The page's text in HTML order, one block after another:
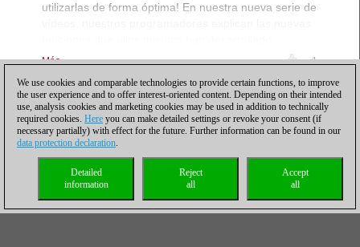
utilizarlas de forma óptima! En nuestra nueva serie de
Más... 1
ChessBase 17 vídeo
explicativo: la búsqueda
simplificada de torneos
22/02/2023 – En
nuestro vídeo
programador Jeroen van den Belt nos enseña, cómo
We use cookies and comparable technologies to provide certain functions, to improve
the user experience and to offer interest-oriented content. Depending on their intended
use, analysis cookies and marketing cookies may be used in addition to technically
required cookies. Here you can make detailed settings or revoke your consent (if
necessary partially) with effect for the future. Further information can be found in our
data protection declaration.
Accept
all
Reject
all
Detailed
information